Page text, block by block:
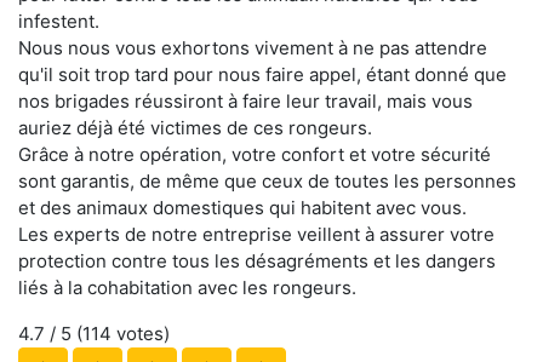
infestent.
Nous nous vous exhortons vivement à ne pas attendre
qu'il soit trop tard pour nous faire appel, étant donné que
nos brigades réussiront à faire leur travail, mais vous
auriez déjà été victimes de ces rongeurs.
Grâce à notre opération, votre confort et votre sécurité
sont garantis, de même que ceux de toutes les personnes
et des animaux domestiques qui habitent avec vous.
Les experts de notre entreprise veillent à assurer votre
protection contre tous les désagréments et les dangers
liés à la cohabitation avec les rongeurs.
4.7 / 5 (114 votes)